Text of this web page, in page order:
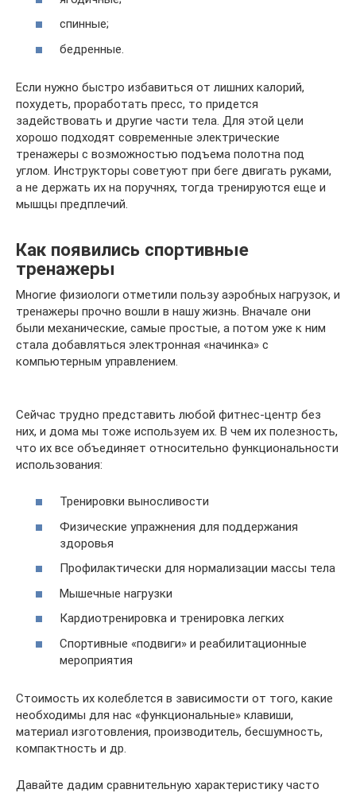
спинные;
бедренные.
Если нужно быстро избавиться от лишних калорий,
похудеть, проработать пресс, то придется
задействовать и другие части тела. Для этой цели
хорошо подходят современные электрические
тренажеры с возможностью подъема полотна под
углом. Инструкторы советуют при беге двигать руками,
а не держать их на поручнях, тогда тренируются еще и
мышцы предплечий.
Как появились спортивные
тренажеры
Многие физиологи отметили пользу аэробных нагрузок, и
тренажеры прочно вошли в нашу жизнь. Вначале они
были механические, самые простые, а потом уже к ним
стала добавляться электронная «начинка» с
компьютерным управлением.
Сейчас трудно представить любой фитнес-центр без
них, и дома мы тоже используем их. В чем их полезность,
что их все объединяет относительно функциональности
использования:
Тренировки выносливости
Физические упражнения для поддержания
здоровья
Профилактически для нормализации массы тела
Мышечные нагрузки
Кардиотренировка и тренировка легких
Спортивные «подвиги» и реабилитационные
мероприятия
Стоимость их колеблется в зависимости от того, какие
необходимы для нас «функциональные» клавиши,
материал изготовления, производитель, бесшумность,
компактность и др.
Давайте дадим сравнительную характеристику часто